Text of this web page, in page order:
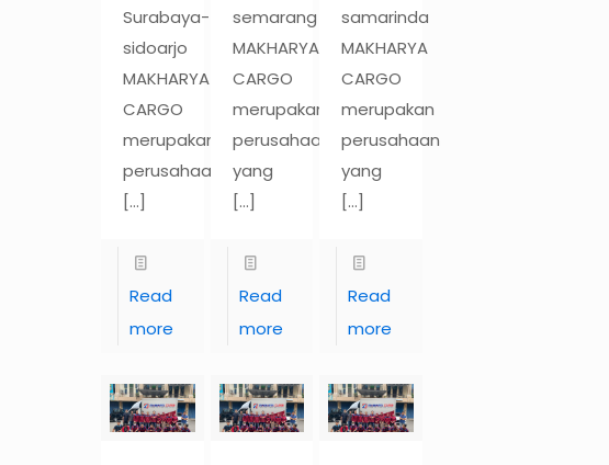
Surabaya-
sidoarjo
MAKHARYA
CARGO
merupakan
perusahaan
[…]
Read
more
semarang
MAKHARYA
CARGO
merupakan
perusahaan
yang
[…]
Read
more
samarinda
MAKHARYA
CARGO
merupakan
perusahaan
yang
[…]
Read
more